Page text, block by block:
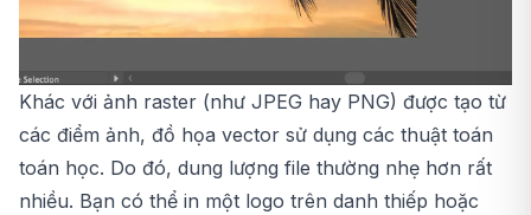
Khác với ảnh raster (như JPEG hay PNG) được tạo từ
các điểm ảnh, đồ họa vector sử dụng các thuật toán
toán học. Do đó, dung lượng file thường nhẹ hơn rất
nhiều. Bạn có thể in một logo trên danh thiếp hoặc